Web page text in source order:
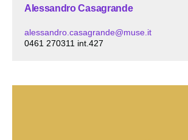
Alessandro Casagrande
alessandro.casagrande@muse.it
0461 270311 int.427